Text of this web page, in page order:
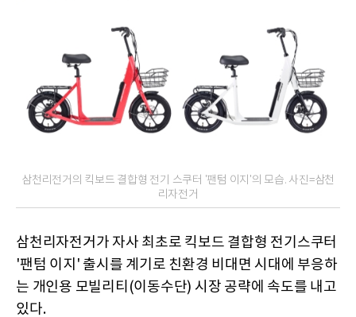
삼천리전거의 킥보드 결합형 전기 스쿠터 '팬텀 이지'의 모습. 사진=삼천
리자전거
삼천리자전거가 자사 최초로 킥보드 결합형 전기스쿠터
'팬텀 이지' 출시를 계기로 친환경 비대면 시대에 부응하
는 개인용 모빌리티(이동수단) 시장 공략에 속도를 내고
있다.